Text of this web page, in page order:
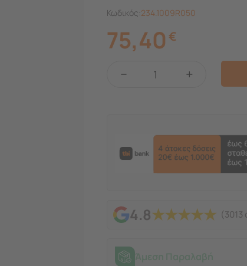
Κωδικός:234.1009R050
75,40 €
+
−
4.8★★★★★ (3013